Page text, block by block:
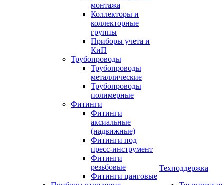
монтажа
Коллекторы и
коллекторные
группы
Приборы учета и
КиП
Трубопроводы
Трубопроводы
металлические
Трубопроводы
полимерные
Фитинги
Фитинги
аксиальные
(надвижные)
Фитинги под
пресс-инструмент
Фитинги
резьбовые
Фитинги цанговые
Техподдержка